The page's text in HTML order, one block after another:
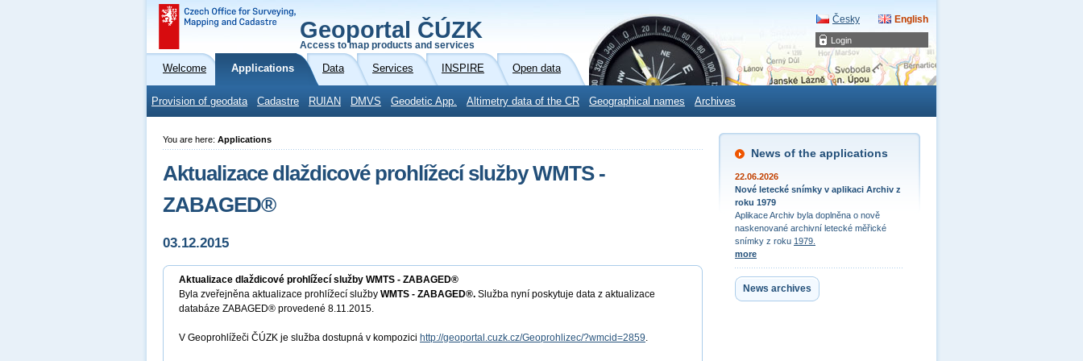
Login
Geoportal ČÚZK
Access to map products and services
Česky English
Welcome Applications Data Services INSPIRE Open data
Provision of geodata Cadastre RUIAN DMVS Geodetic App. Altimetry data of the CR Geographical names Archives
News of the applications
22.06.2026
Nové letecké snímky v aplikaci Archiv z
roku 1979
Aplikace Archiv byla doplněna o nově
naskenované archivní letecké měřické
snímky z roku 1979.
more
News archives
You are here: Applications
Aktualizace dlaždicové prohlížecí služby WMTS -
ZABAGED®
03.12.2015
Aktualizace dlaždicové prohlížecí služby WMTS - ZABAGED®
Byla zveřejněna aktualizace prohlížecí služby WMTS - ZABAGED®. Služba nyní poskytuje data z aktualizace
databáze ZABAGED® provedené 8.11.2015.
V Geoprohlížeči ČÚZK je služba dostupná v kompozici http://geoportal.cuzk.cz/Geoprohlizec/?wmcid=2859.